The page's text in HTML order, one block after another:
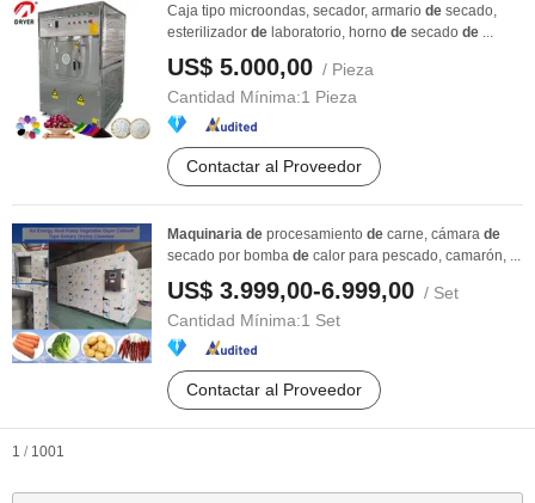
Caja tipo microondas, secador, armario de secado,
esterilizador de laboratorio, horno de secado de ...
US$ 5.000,00 / Pieza
Cantidad Mínima:1 Pieza
Contactar al Proveedor
Maquinaria de procesamiento de carne, cámara de
secado por bomba de calor para pescado, camarón, ...
US$ 3.999,00-6.999,00 / Set
Cantidad Mínima:1 Set
Contactar al Proveedor
1 / 1001